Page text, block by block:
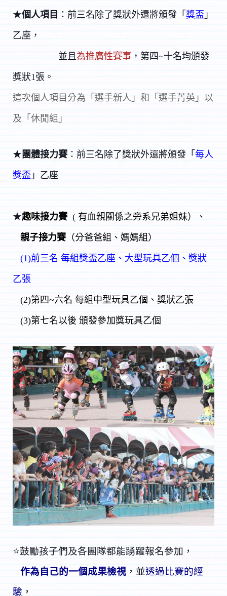
★個人項目 ：前三名除了獎狀外還將頒發「 獎盃 」
乙座，
並 且 為推廣性賽事 ，第四~十名均頒發
獎狀1張。
這次個人項目分為「選手新人」和「選手菁英」以
及 「休閒組」
★ 團體接力賽：前三名除了獎狀外還將頒發「 每人
獎盃 」乙座
★趣味接力賽 ( 有血親關係之旁系兄弟姐妹）、
親子接力賽（分爸爸組、媽媽組）
(1)前三名 每組獎盃乙座、大型玩具乙個、獎狀
乙張
(2)第四~六名 每組中型玩具乙個、獎狀乙張
(3)第七名以後 頒發參加獎玩具乙個
⭐鼓勵孩子們及各團隊都能踴躍報名參加，
作為自己的一個成果檢視 ，並透過比賽的經
驗 ，